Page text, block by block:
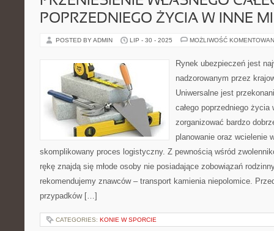
POPRZEDNIEGO ŻYCIA W INNE
POSTED BY ADMIN LIP - 30 - 2025 MOŻLIWOŚĆ
Rynek ubezpieczeń jest
nadzorowanym przez
Uniwersalne jest
całego poprzedniego
zorganizować bardzo
planowanie oraz wcielenie
skomplikowany proces logistyczny. Z pewnością wśród
rękę znajdą się młode osoby nie posiadające zobowiązań
rekomendujemy znawców – transport kamienia niepolomice.
przypadków […]
CATEGORIES: KONIE W SPORCIE